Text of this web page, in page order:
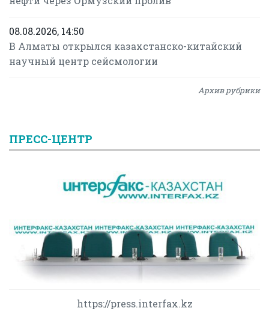
08.08.2026, 14:50
В Алматы открылся казахстанско-китайский
научный центр сейсмологии
Архив рубрики
ПРЕСС-ЦЕНТР
https://press.interfax.kz